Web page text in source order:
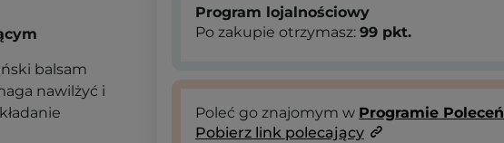
balsam
nawilżyć i
Program lojalnościowy
Po zakupie otrzymasz: 99 pkt.
Poleć go znajomym w Programie Poleceń
Pobierz link polecający